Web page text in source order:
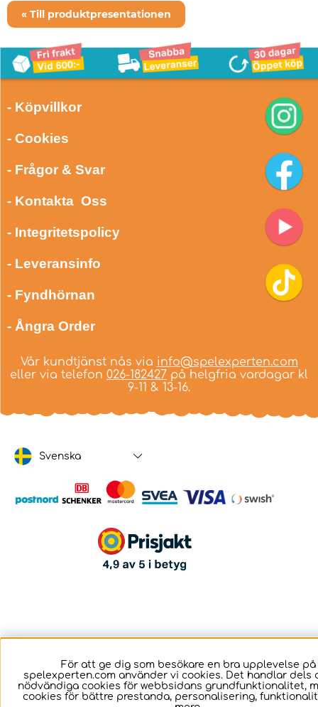
« Till produktpresentationen
- Köpvillkor
- Cookies
- Frågor & Svar
- Kontakta Oss
- Integritetspolicy
- Leveransinfo
- Fyndhörnan
- Ångra Order
Vår kundtjänst nås via info@spelexperten.com
eller via telefon 026-182427 på helgfria vardagar kl
9-11 & 13-16.
Svenska
För att ge dig som besökare en bra upplevelse på
spelexperten.com använder vi cookies. Det handlar dels
nödvändiga cookies för webbsidans grundfunktionalitet,
cookies för bättre prestanda, personalisering,